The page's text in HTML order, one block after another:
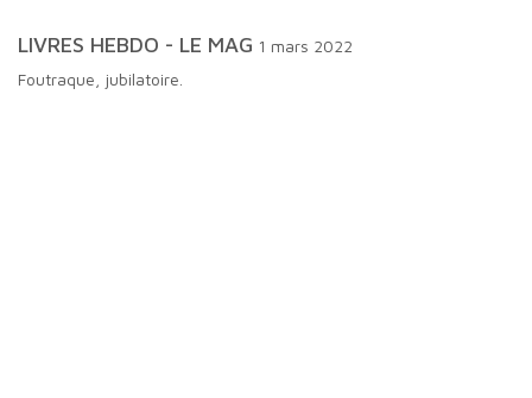
LIVRES HEBDO - LE MAG 1 mars 2022
Foutraque, jubilatoire.